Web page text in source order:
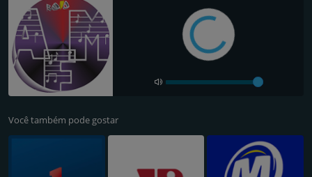
Você também pode gostar